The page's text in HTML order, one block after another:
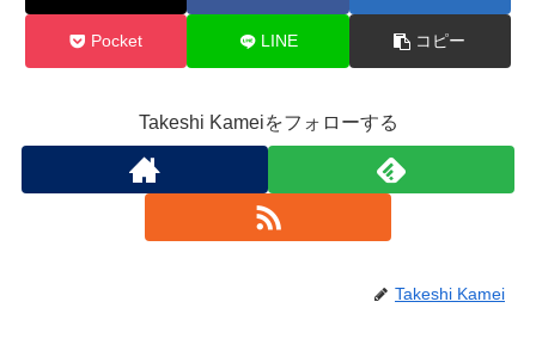
Pocket LINE コピー
Takeshi Kameiをフォローする
Takeshi Kamei